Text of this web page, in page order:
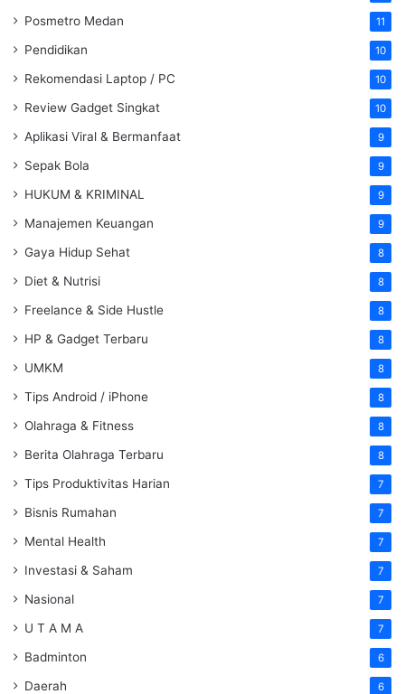
Posmetro Medan 11
Pendidikan 10
Rekomendasi Laptop / PC 10
Review Gadget Singkat 10
Aplikasi Viral & Bermanfaat 9
Sepak Bola 9
HUKUM & KRIMINAL 9
Manajemen Keuangan 9
Gaya Hidup Sehat 8
Diet & Nutrisi 8
Freelance & Side Hustle 8
HP & Gadget Terbaru 8
UMKM 8
Tips Android / iPhone 8
Olahraga & Fitness 8
Berita Olahraga Terbaru 8
Tips Produktivitas Harian 7
Bisnis Rumahan 7
Mental Health 7
Investasi & Saham 7
Nasional 7
U T A M A 7
Badminton 6
Daerah 6